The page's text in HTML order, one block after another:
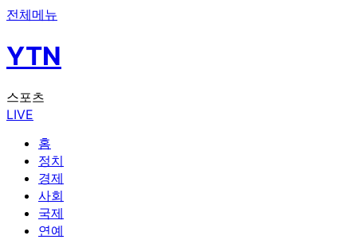
전체메뉴
YTN
스포츠
LIVE
홈
정치
경제
사회
국제
연예